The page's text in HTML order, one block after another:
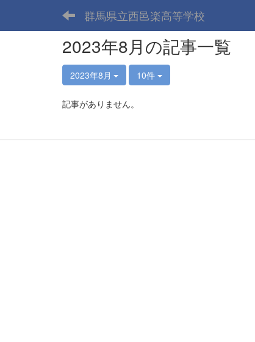
群馬県立西邑楽高等学校
2023年8月の記事一覧
2023年8月 10件
記事がありません。